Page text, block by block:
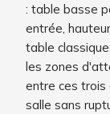
: table basse
entrée,
table
les zones
entre ces trois
salle sans